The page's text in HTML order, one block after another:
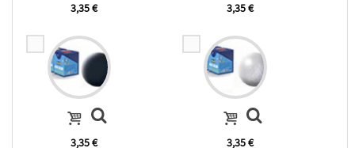
3,35 € 3,35 €
3,35 € 3,35 €